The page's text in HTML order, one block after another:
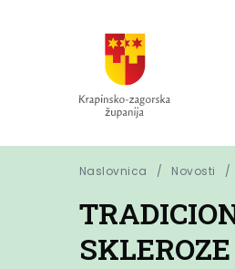
Naslovnica Novosti
SKLEROZE